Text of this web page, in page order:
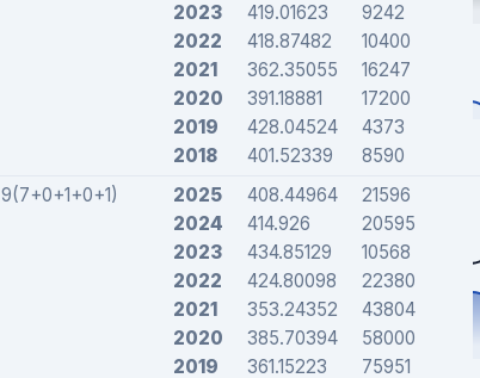
2023
2022
2021
2020
2019
2018
419.01623
418.87482
362.35055
391.18881
428.04524
401.52339
9242
10400
16247
17200
4373
8590
9(7+0+1+0+1)
2025
2024
2023
2022
2021
2020
2019
408.44964
414.926
434.85129
424.80098
353.24352
385.70394
361.15223
21596
20595
10568
22380
43804
58000
75951